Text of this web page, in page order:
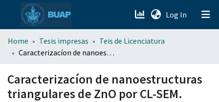
Log In (current)
menu.section.about_menu
Home Tesis impresas
Teis de Licenciatura
Caracterizacíon de nanoestructuras triangulares de ZnO por CL-SEM.
Caracterizacíon de nanoestructuras
triangulares de ZnO por CL-SEM.